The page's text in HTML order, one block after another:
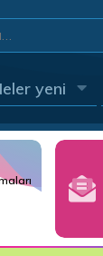
yeni